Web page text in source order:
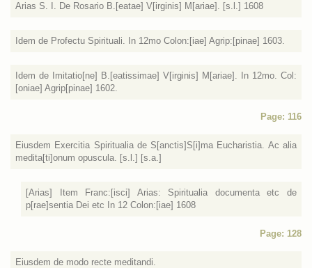
Arias S. I. De Rosario B.[eatae] V[irginis] M[ariae]. [s.l.] 1608
Idem de Profectu Spirituali. In 12mo Colon:[iae] Agrip:[pinae] 1603.
Idem de Imitatio[ne] B.[eatissimae] V[irginis] M[ariae]. In 12mo. Col:
[oniae] Agrip[pinae] 1602.
Page: 116
Eiusdem Exercitia Spiritualia de S[anctis]S[i]ma Eucharistia. Ac alia
medita[ti]onum opuscula. [s.l.] [s.a.]
[Arias] Item Franc:[isci] Arias: Spiritualia documenta etc de
p[rae]sentia Dei etc In 12 Colon:[iae] 1608
Page: 128
Eiusdem de modo recte meditandi.